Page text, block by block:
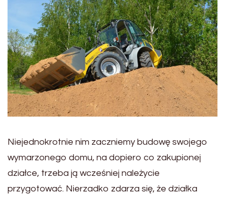
Niejednokrotnie nim zaczniemy budowę swojego
wymarzonego domu, na dopiero co zakupionej
działce, trzeba ją wcześniej należycie
przygotować. Nierzadko zdarza się, że działka